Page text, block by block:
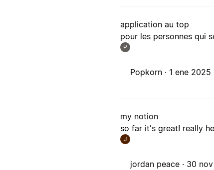
application au top
pour les personnes qui
P
Popkorn · 1 ene 2025
my notion
so far it's great! really
J
jordan peace · 30